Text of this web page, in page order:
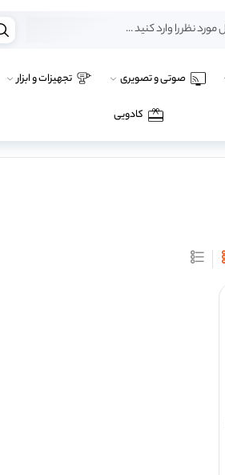
صوتی و تصویری تجهیزات و ابزار
کادویی